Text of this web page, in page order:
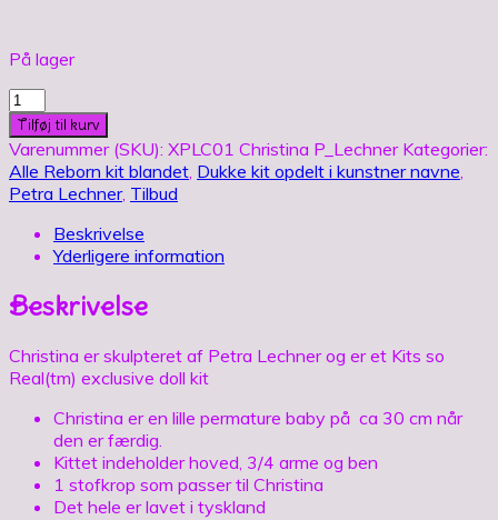
På lager
Christina
by
Petra
Lechner
(ca.
30
cm)
antal
Tilføj til kurv
Varenummer (SKU): XPLC01 Christina P_Lechner Kategorier:
Alle Reborn kit blandet, Dukke kit opdelt i kunstner navne,
Petra Lechner, Tilbud
Beskrivelse
Yderligere information
Beskrivelse
Christina er skulpteret af Petra Lechner og er et Kits so
Real(tm) exclusive doll kit
Christina er en lille permature baby på ca 30 cm når
den er færdig.
Kittet indeholder hoved, 3/4 arme og ben
1 stofkrop som passer til Christina
Det hele er lavet i tyskland